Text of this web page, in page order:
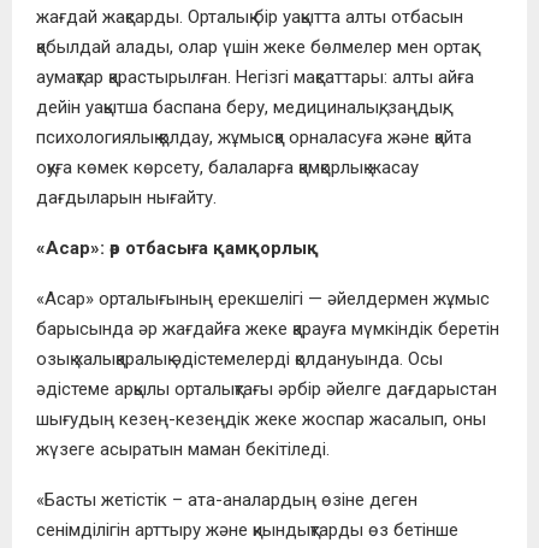
жағдай жақсарды. Орталық бір уақытта алты отбасын
қабылдай алады, олар үшін жеке бөлмелер мен ортақ
аумақтар қарастырылған. Негізгі мақсаттары: алты айға
дейін уақытша баспана беру, медициналық, заңдық,
психологиялық қолдау, жұмысқа орналасуға және қайта
оқуға көмек көрсету, балаларға қамқорлық жасау
дағдыларын нығайту.
«Асар»: әр отбасыға қамқорлық
«Асар» орталығының ерекшелігі — әйелдермен жұмыс
барысында әр жағдайға жеке қарауға мүмкіндік беретін
озық халықаралық әдістемелерді қолдануында. Осы
әдістеме арқылы орталықтағы әрбір әйелге дағдарыстан
шығудың кезең-кезеңдік жеке жоспар жасалып, оны
жүзеге асыратын маман бекітіледі.
«Басты жетістік – ата-аналардың өзіне деген
сенімділігін арттыру және қиындықтарды өз бетінше